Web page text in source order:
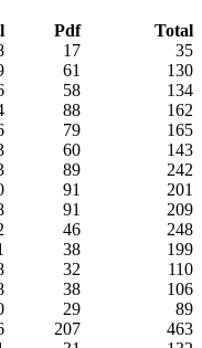
Pdf
Total
17
35
61
130
58
134
88
162
79
165
60
143
89
242
91
201
91
209
46
248
38
199
32
110
38
106
29
89
207
463